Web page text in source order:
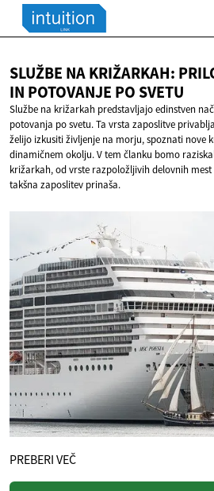
SLUŽBE NA KRIŽARKAH:
IN POTOVANJE PO SVETU
Službe na križarkah predstavljajo edinstven
potovanja po svetu. Ta vrsta zaposlitve
želijo izkusiti življenje na morju, spoznati nove
dinamičnem okolju. V tem članku bomo
križarkah, od vrste razpoložljivih delovnih
takšna zaposlitev prinaša.
PREBERI VEČ